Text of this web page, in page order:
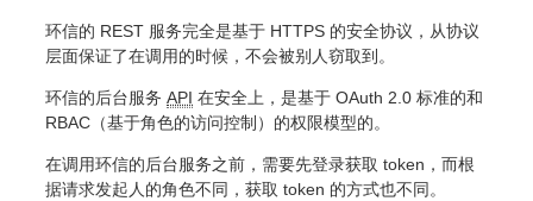
环信的 REST 服务完全是基于 HTTPS 的安全协议，从协议
层面保证了在调用的时候，不会被别人窃取到。
环信的后台服务 API 在安全上，是基于 OAuth 2.0 标准的和
RBAC（基于角色的访问控制）的权限模型的。
在调用环信的后台服务之前，需要先登录获取 token，而根
据请求发起人的角色不同，获取 token 的方式也不同。